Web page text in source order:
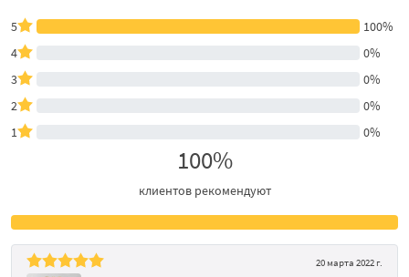
5
100%
4
0%
3
0%
2
0%
1
0%
100%
клиентов рекомендуют
20 марта 2022 г.